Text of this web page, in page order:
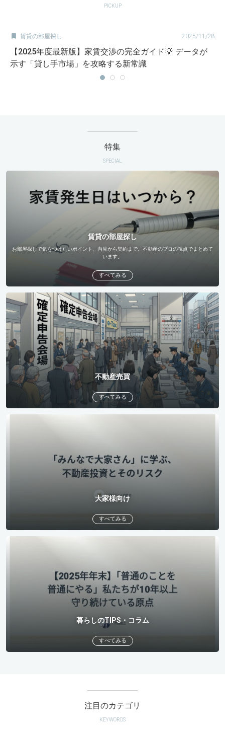
PICKUP
 賃貸の部屋探し 2025/11/28
【2025年度最新版】家賃交渉の完全ガイド💡 データが
示す「貸し手市場」を攻略する新常識
特集
SPECIAL
賃貸の部屋探し
お部屋探しで気をつけたいポイント、内見から契約まで。不動産のプロの視点でまとめて
います。
すべてみる
不動産売買
すべてみる
大家様向け
すべてみる
暮らしのTIPS・コラム
すべてみる
注目のカテゴリ
KEYWORDS